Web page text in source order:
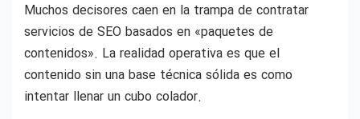
Muchos decisores caen en la trampa de contratar
servicios de SEO basados en «paquetes de
contenidos». La realidad operativa es que el
contenido sin una base técnica sólida es como
intentar llenar un cubo colador.